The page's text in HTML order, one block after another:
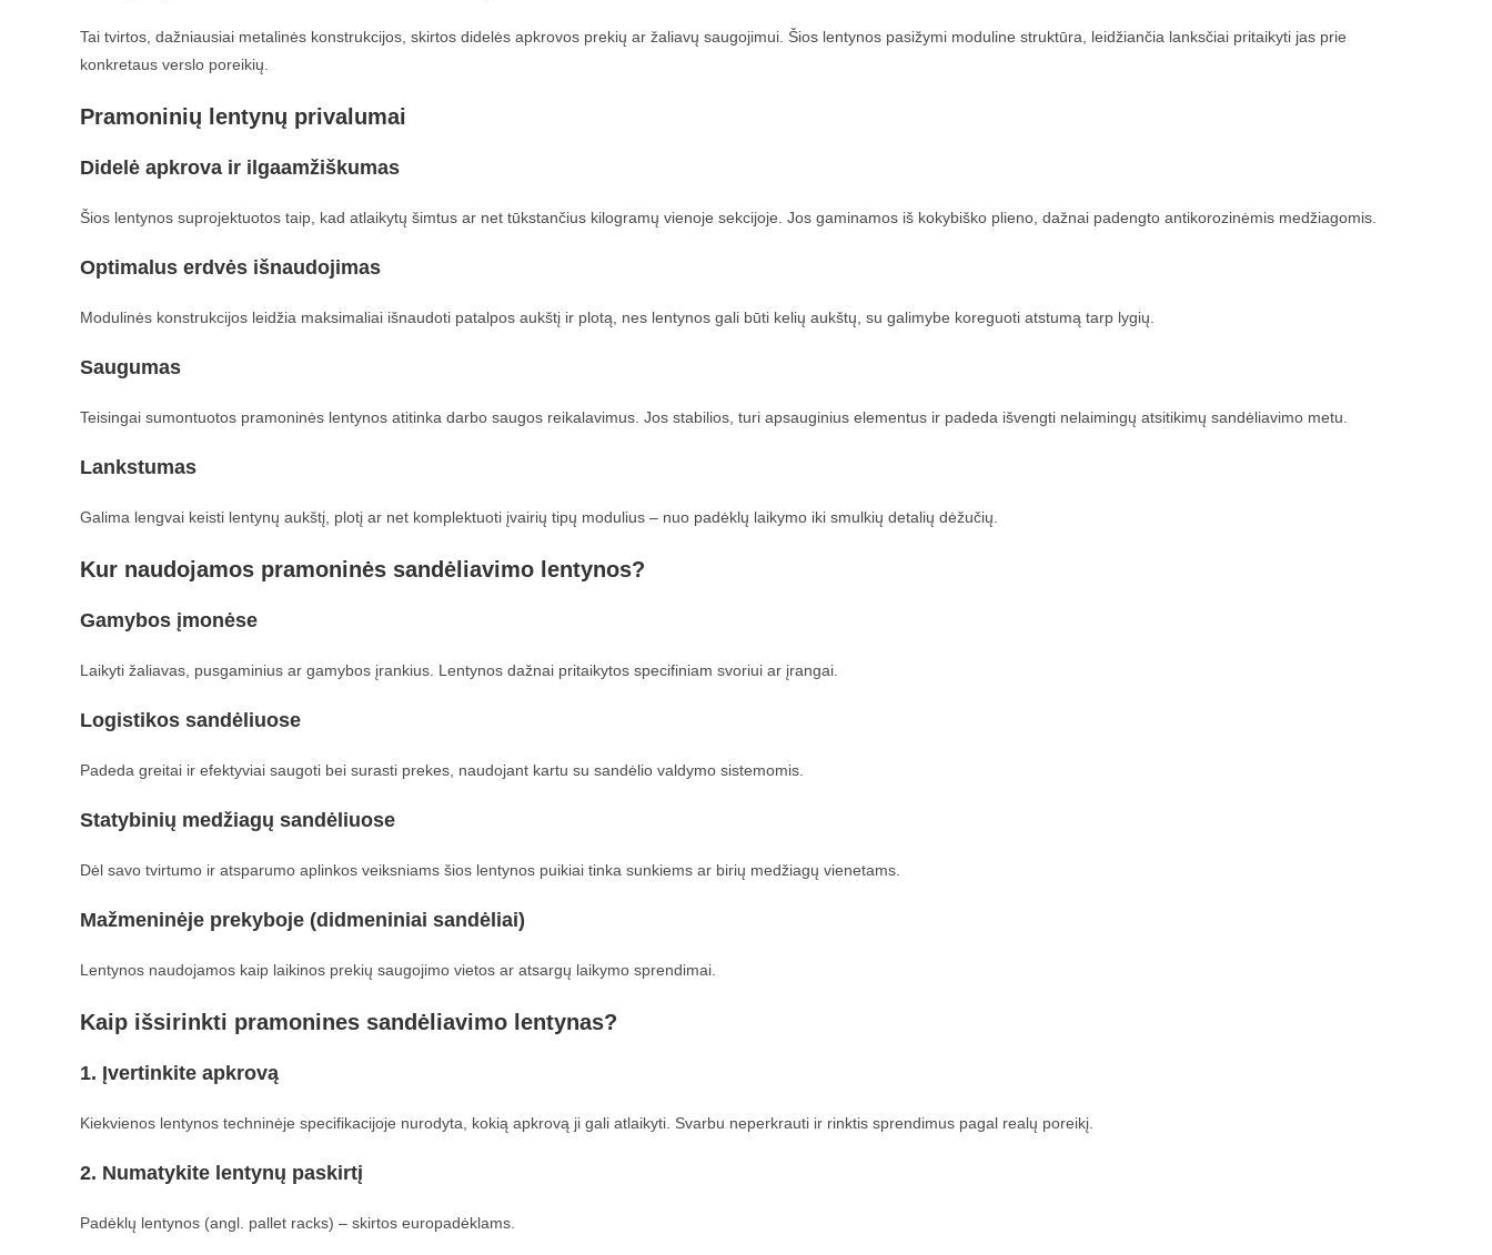
Tai tvirtos, dažniausiai metalinės konstrukcijos, skirtos didelės apkrovos prekių ar žaliavų saugojimui. Šios lentynos pasižymi moduline struktūra, leidžiančia lanksčiai pritaikyti jas prie
konkretaus verslo poreikių.
Pramoninių lentynų privalumai
Didelė apkrova ir ilgaamžiškumas
Šios lentynos suprojektuotos taip, kad atlaikytų šimtus ar net tūkstančius kilogramų vienoje sekcijoje. Jos gaminamos iš kokybiško plieno, dažnai padengto antikorozinėmis medžiagomis.
Optimalus erdvės išnaudojimas
Modulinės konstrukcijos leidžia maksimaliai išnaudoti patalpos aukštį ir plotą, nes lentynos gali būti kelių aukštų, su galimybe koreguoti atstumą tarp lygių.
Saugumas
Teisingai sumontuotos pramoninės lentynos atitinka darbo saugos reikalavimus. Jos stabilios, turi apsauginius elementus ir padeda išvengti nelaimingų atsitikimų sandėliavimo metu.
Lankstumas
Galima lengvai keisti lentynų aukštį, plotį ar net komplektuoti įvairių tipų modulius – nuo padėklų laikymo iki smulkių detalių dėžučių.
Kur naudojamos pramoninės sandėliavimo lentynos?
Gamybos įmonėse
Laikyti žaliavas, pusgaminius ar gamybos įrankius. Lentynos dažnai pritaikytos specifiniam svoriui ar įrangai.
Logistikos sandėliuose
Padeda greitai ir efektyviai saugoti bei surasti prekes, naudojant kartu su sandėlio valdymo sistemomis.
Statybinių medžiagų sandėliuose
Dėl savo tvirtumo ir atsparumo aplinkos veiksniams šios lentynos puikiai tinka sunkiems ar birių medžiagų vienetams.
Mažmeninėje prekyboje (didmeniniai sandėliai)
Lentynos naudojamos kaip laikinos prekių saugojimo vietos ar atsargų laikymo sprendimai.
Kaip išsirinkti pramonines sandėliavimo lentynas?
1. Įvertinkite apkrovą
Kiekvienos lentynos techninėje specifikacijoje nurodyta, kokią apkrovą ji gali atlaikyti. Svarbu neperkrauti ir rinktis sprendimus pagal realų poreikį.
2. Numatykite lentynų paskirtį
Padėklų lentynos (angl. pallet racks) – skirtos europadėklams.